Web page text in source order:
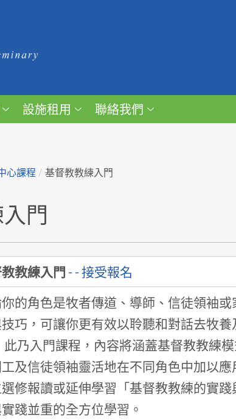
設施租用 聯絡我們
心課程 / 基督教教練入門
門
教練入門 - - 接受報名
的角色是牧者傳道、導師、信徒領袖
巧，可讓你更有效以聆聽和對話去牧
此乃入門課程，內容將涵蓋基督教教練
及信徒領袖靈活地在不同角色中加以
修報讀或延伸學習「基督教教練的實
踐並重的全方位學習。